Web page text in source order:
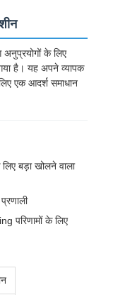
के लिए
है। यह अपने व्यापक
एक आदर्श समाधान
बड़ा खोलने वाला
परिणामों के लिए